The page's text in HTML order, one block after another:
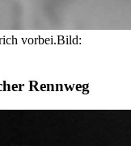
vorbei.Bild:
Rennweg